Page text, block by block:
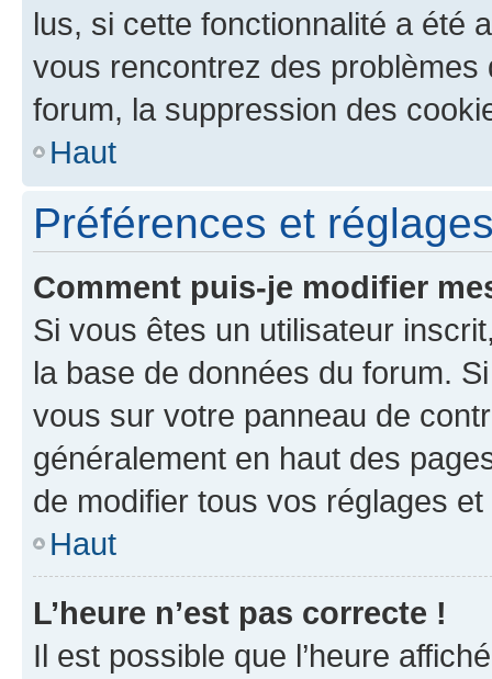
lus, si cette fonctionnalité a été
vous rencontrez des
forum, la suppression des
Haut
Préférences et
Comment puis-je modifier
Si vous êtes un utilisateur
la base de données du forum.
vous sur votre panneau de
généralement en haut des
de modifier tous vos réglages
Haut
L’heure n’est pas correcte !
Il est possible que l’heure